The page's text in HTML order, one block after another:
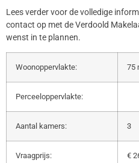
Lees verder voor de volledige
contact op met de Verdoold
wenst in te plannen.
Woonoppervlakte: 75
Perceeloppervlakte:
Aantal kamers: 3
Vraagprijs: €